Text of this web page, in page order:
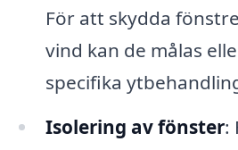
För att skydda
vind kan de målas
specifika
Isolering av fönster: